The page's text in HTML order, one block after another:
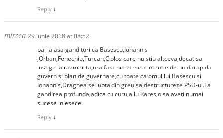
Reply ↓
mircea 29 iunie 2018 at 08:52
pai la asa ganditori ca Basescu,Iohannis
,Orban,Fenechiu,Turcan,Ciolos care nu stiu altceva,decat sa
instige la razmerita,ura fara nici o mica intentie de un darap da
guvern si plan de guvernare,cu toate ca omul lui Basescu si
Iohannis,Dragnea se lupta din greu sa destructureze PSD-ul.La
gandirea profunda,adica cu curu,a lu Rares,o sa aveti numai
sucese in esece.
Reply ↓